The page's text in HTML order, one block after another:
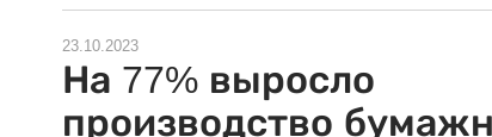
23.10.2023
На 77% выросло
производство